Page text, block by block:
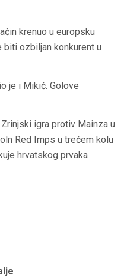
krenuo u europsku
biti ozbiljan konkurent u
je i Mikić. Golove
igra protiv Mainza u
Red Imps u trećem kolu
hrvatskog prvaka